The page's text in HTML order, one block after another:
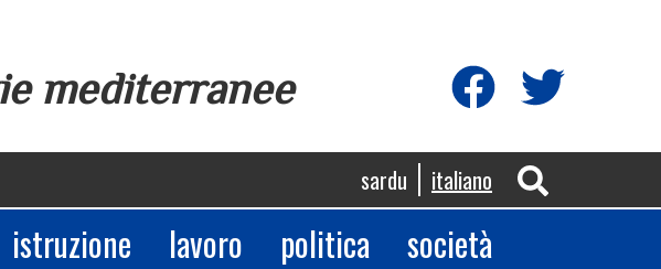
mediterranee
sardu italiano
istruzione lavoro politica società